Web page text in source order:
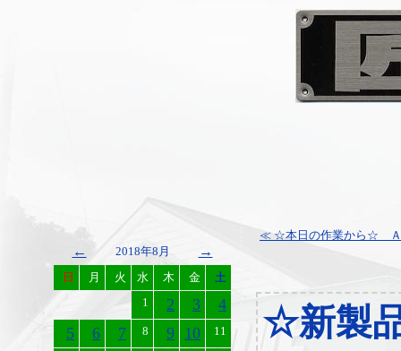
← 2018年8月 →
日 月 火 水 木 金
土
1
2 3
4
5
6 7 8 9 10 11
≪ ☆本日の作業から☆ Ａ
☆新製